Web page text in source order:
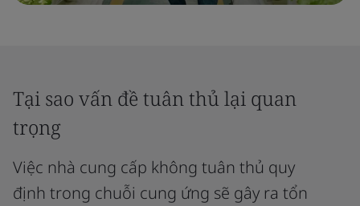
Tại sao vấn đề tuân thủ lại quan
trọng
Việc nhà cung cấp không tuân thủ quy
định trong chuỗi cung ứng sẽ gây ra tổn